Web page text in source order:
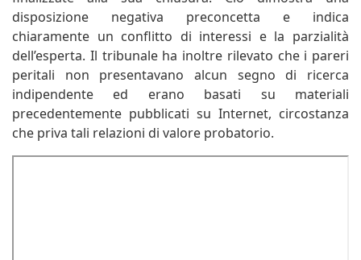
disposizione negativa preconcetta e indica
chiaramente un conflitto di interessi e la parzialità
dell’esperta. Il tribunale ha inoltre rilevato che i pareri
peritali non presentavano alcun segno di ricerca
indipendente ed erano basati su materiali
precedentemente pubblicati su Internet, circostanza
che priva tali relazioni di valore probatorio.